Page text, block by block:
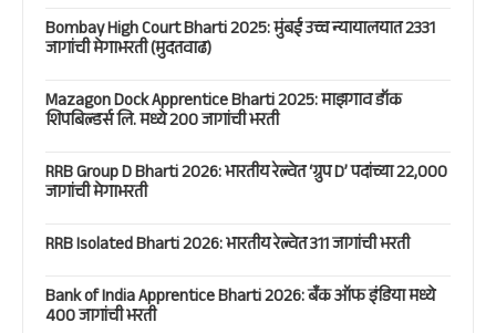
Bombay High Court Bharti 2025: मुंबई उच्च न्यायालयात 2331
जागांची मेगाभरती (मुदतवाढ)
Mazagon Dock Apprentice Bharti 2025: माझगाव डॉक
शिपबिल्डर्स लि. मध्ये 200 जागांची भरती
RRB Group D Bharti 2026: भारतीय रेल्वेत ‘ग्रुप D’ पदांच्या 22,000
जागांची मेगाभरती
RRB Isolated Bharti 2026: भारतीय रेल्वेत 311 जागांची भरती
Bank of India Apprentice Bharti 2026: बँक ऑफ इंडिया मध्ये
400 जागांची भरती